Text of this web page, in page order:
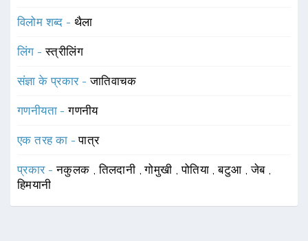
विलोम शब्द - थैला
लिंग -स्त्रीलिंग
संज्ञा के प्रकार -जातिवाचक
गणनीयता -गणनीय
एक तरह का -पात्र
प्रकार -नकुलक ,तिलदानी ,गोमुखी ,पोतिया ,बटुआ ,जेब
हिमयानी